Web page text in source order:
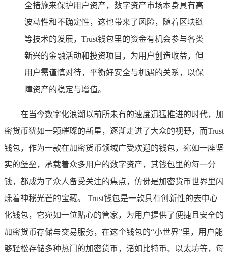
全措施来保护用户资产，数字资产市场本身具有高
波动性和不确定性，这也带来了风险，随着区块链
等技术的发展，Trust钱包里的资金有机会参与各类
新兴的金融活动和投资项目，为用户创造收益，但
用户需谨慎对待，平衡好安全与机遇的关系，以保
障资产的稳定与增值。
在当今数字化浪潮以前所未有的速度迅猛推进的时代，加
密货币犹如一颗璀璨的新星，逐渐走进了大众的视野，而Trust
钱包，作为一款在加密货币领域广受欢迎的钱包，宛如一座坚
实的堡垒，承载着众多用户的数字资产，其钱包里的每一分
钱，都成为了众人备受关注的焦点，仿佛是加密货币世界里闪
烁着神秘光芒的宝藏。 Trust钱包是一款具有创新性的去中心
化钱包，它宛如一位贴心的管家，为用户提供了便捷且安全的
加密货币存储与交易服务，在这个钱包的“小世界”里，用户能
够轻松存储多种热门的加密货币，诸如比特币、以太坊等，每